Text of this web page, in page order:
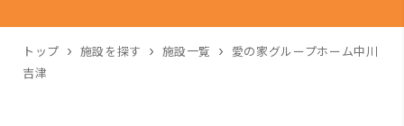
トップ 施設を探す 施設一覧
愛の家グループホーム中川
吉津